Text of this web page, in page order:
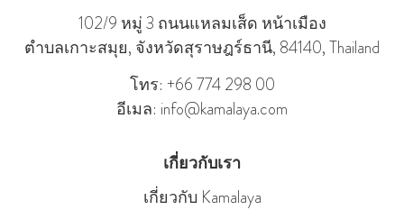
102/9 หมู่ 3 ถนนแหลมเส็ด หน้าเมือง
ตําบลเกาะสมุย, จังหวัดสุราษฎร์ธานี, 84140, Thailand
โทร: +66 774 298 00
อีเมล: info@kamalaya.com
เกี่ยวกับเรา
เกี่ยวกับ Kamalaya